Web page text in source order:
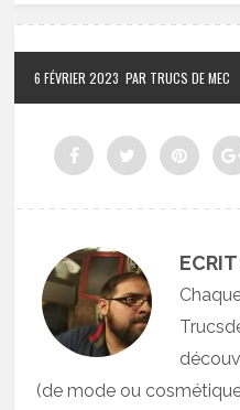
6 FÉVRIER 2023 PAR TRUCS DE MEC
(de mode ou